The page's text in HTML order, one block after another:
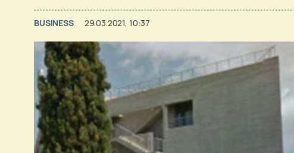
BUSINESS 29.03.2021, 10:37